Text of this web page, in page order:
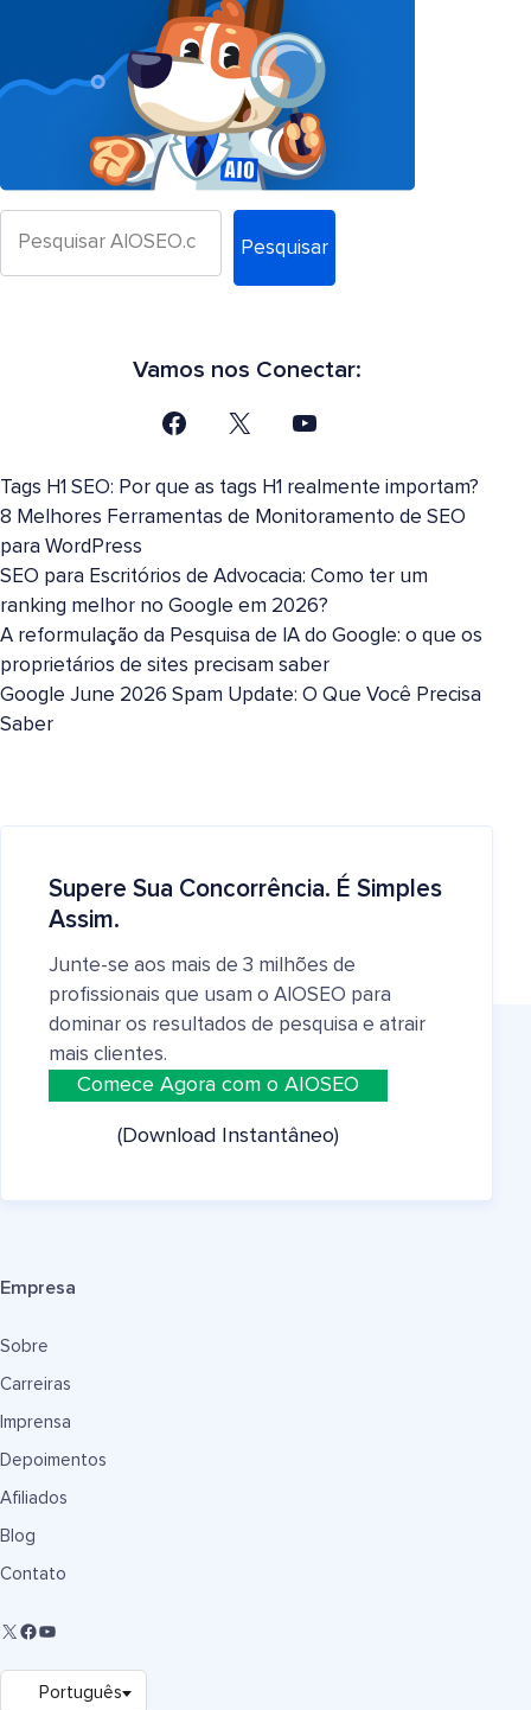
Pesquisar
Vamos nos Conectar:
Tags H1 SEO: Por que as tags H1 realmente importam?
8 Melhores Ferramentas de Monitoramento de SEO
para WordPress
SEO para Escritórios de Advocacia: Como ter um
ranking melhor no Google em 2026?
A reformulação da Pesquisa de IA do Google: o que os
proprietários de sites precisam saber
Google June 2026 Spam Update: O Que Você Precisa
Saber
Supere Sua Concorrência. É Simples
Assim.
Junte-se aos mais de 3 milhões de
profissionais que usam o AIOSEO para
dominar os resultados de pesquisa e atrair
mais clientes.
Comece Agora com o AIOSEO
(Download Instantâneo)
Empresa
Sobre
Carreiras
Imprensa
Depoimentos
Afiliados
Blog
Contato